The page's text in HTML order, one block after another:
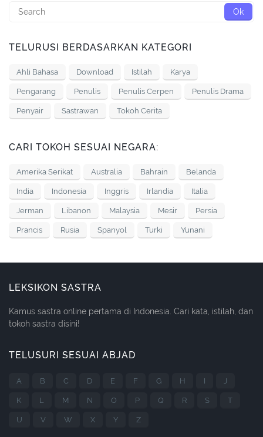
TELURUSI BERDASARKAN KATEGORI
Ahli Bahasa Download Istilah Karya
Pengarang Penulis Penulis Cerpen Penulis Drama
Penyair Sastrawan Tokoh Cerita
CARI TOKOH SESUAI NEGARA:
Amerika Serikat Australia Bahrain Belanda
India Indonesia Inggris Irlandia Italia
Jerman Libanon Malaysia Mesir Persia
Prancis Rusia Spanyol Turki Yunani
LEKSIKON SASTRA
Kamus sastra online pertama di Indonesia. Cari kata, istilah, dan
tokoh sastra disini!
TELUSURI SESUAI ABJAD
A B C D E F G H I J
K L M N O P Q R S T
U V W X Y Z